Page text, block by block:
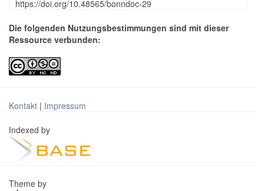
https://doi.org/10.48565/bonndoc-29
Die folgenden Nutzungsbestimmungen sind mit dieser
Ressource verbunden:
Kontakt | Impressum
Indexed by
Theme by